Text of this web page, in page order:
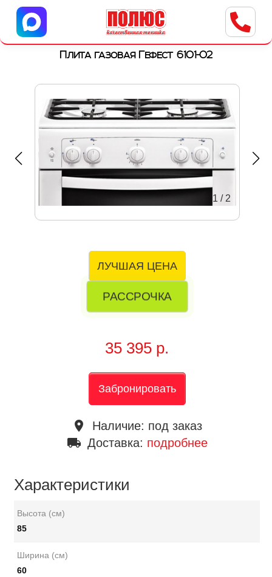
Центр бытовой техники
г. Ульяновск, ул. Пушкарева, 8a
Плита газовая Гефест 6101-02
1 / 2
ЛУЧШАЯ ЦЕНА
РАССРОЧКА
35 395 р.
Забронировать
place Наличие: под заказ
local_shipping Доставка: подробнее
Характеристики
Высота (см)
85
Ширина (см)
60